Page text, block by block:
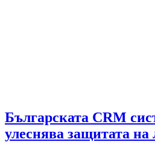
Българската CRM
улеснява защитата